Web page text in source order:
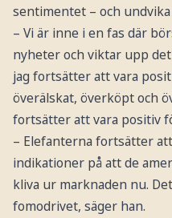
sentimentet – och
– Vi är inne i en fas där
nyheter och viktar upp
jag fortsätter att vara
överälskat, överköpt och
fortsätter att vara positiv
– Elefanterna fortsätter
indikationer på att de
kliva ur marknaden nu.
fomodrivet, säger han.